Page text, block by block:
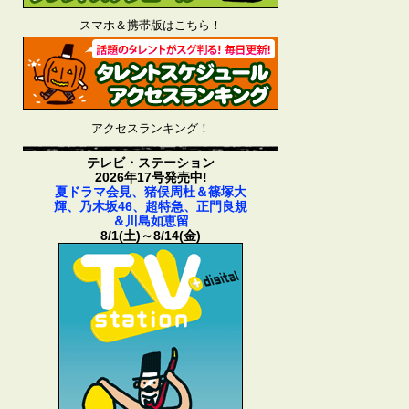
スマホ＆携帯版はこちら！
アクセスランキング！
テレビ・ステーション
2026年17号発売中!
夏ドラマ会見、猪俣周杜＆篠塚大
輝、乃木坂46、超特急、正門良規
＆川島如恵留
8/1(土)～8/14(金)